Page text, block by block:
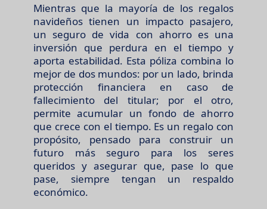
Mientras que la mayoría de los regalos
navideños tienen un impacto pasajero,
un seguro de vida con ahorro es una
inversión que perdura en el tiempo y
aporta estabilidad. Esta póliza combina lo
mejor de dos mundos: por un lado, brinda
protección financiera en caso de
fallecimiento del titular; por el otro,
permite acumular un fondo de ahorro
que crece con el tiempo. Es un regalo con
propósito, pensado para construir un
futuro más seguro para los seres
queridos y asegurar que, pase lo que
pase, siempre tengan un respaldo
económico.